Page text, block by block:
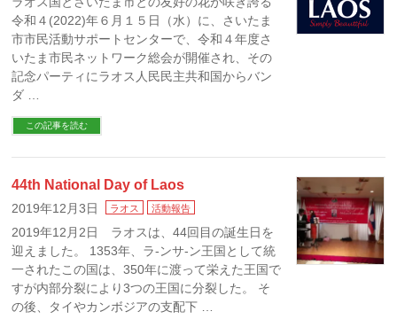
令和４(2022)年６月１５日（水）に、さいたま
市市民活動サポートセンターで、令和４年度さ
いたま市民ネットワーク総会が開催され、その
記念パーティにラオス人民民主共和国からバン
ダ …
この記事を読む
44th National Day of Laos
2019年12月3日 ラオス 活動報告
2019年12月2日 ラオスは、44回目の誕生日を
迎えました。 1353年、ラ-ンサ-ン王国として統
一されたこの国は、350年に渡って栄えた王国で
すが内部分裂により3つの王国に分裂した。 そ
の後、タイやカンボジアの支配下 …